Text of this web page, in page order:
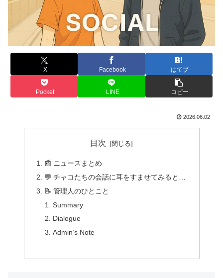
X Facebook はてブ
Pocket LINE コピー
2026.06.02
目次
📰 ニュースまとめ
💬 チャコたちの会話に耳をすませてみると…
📝 管理人のひとこと
Summary
Dialogue
Admin’s Note